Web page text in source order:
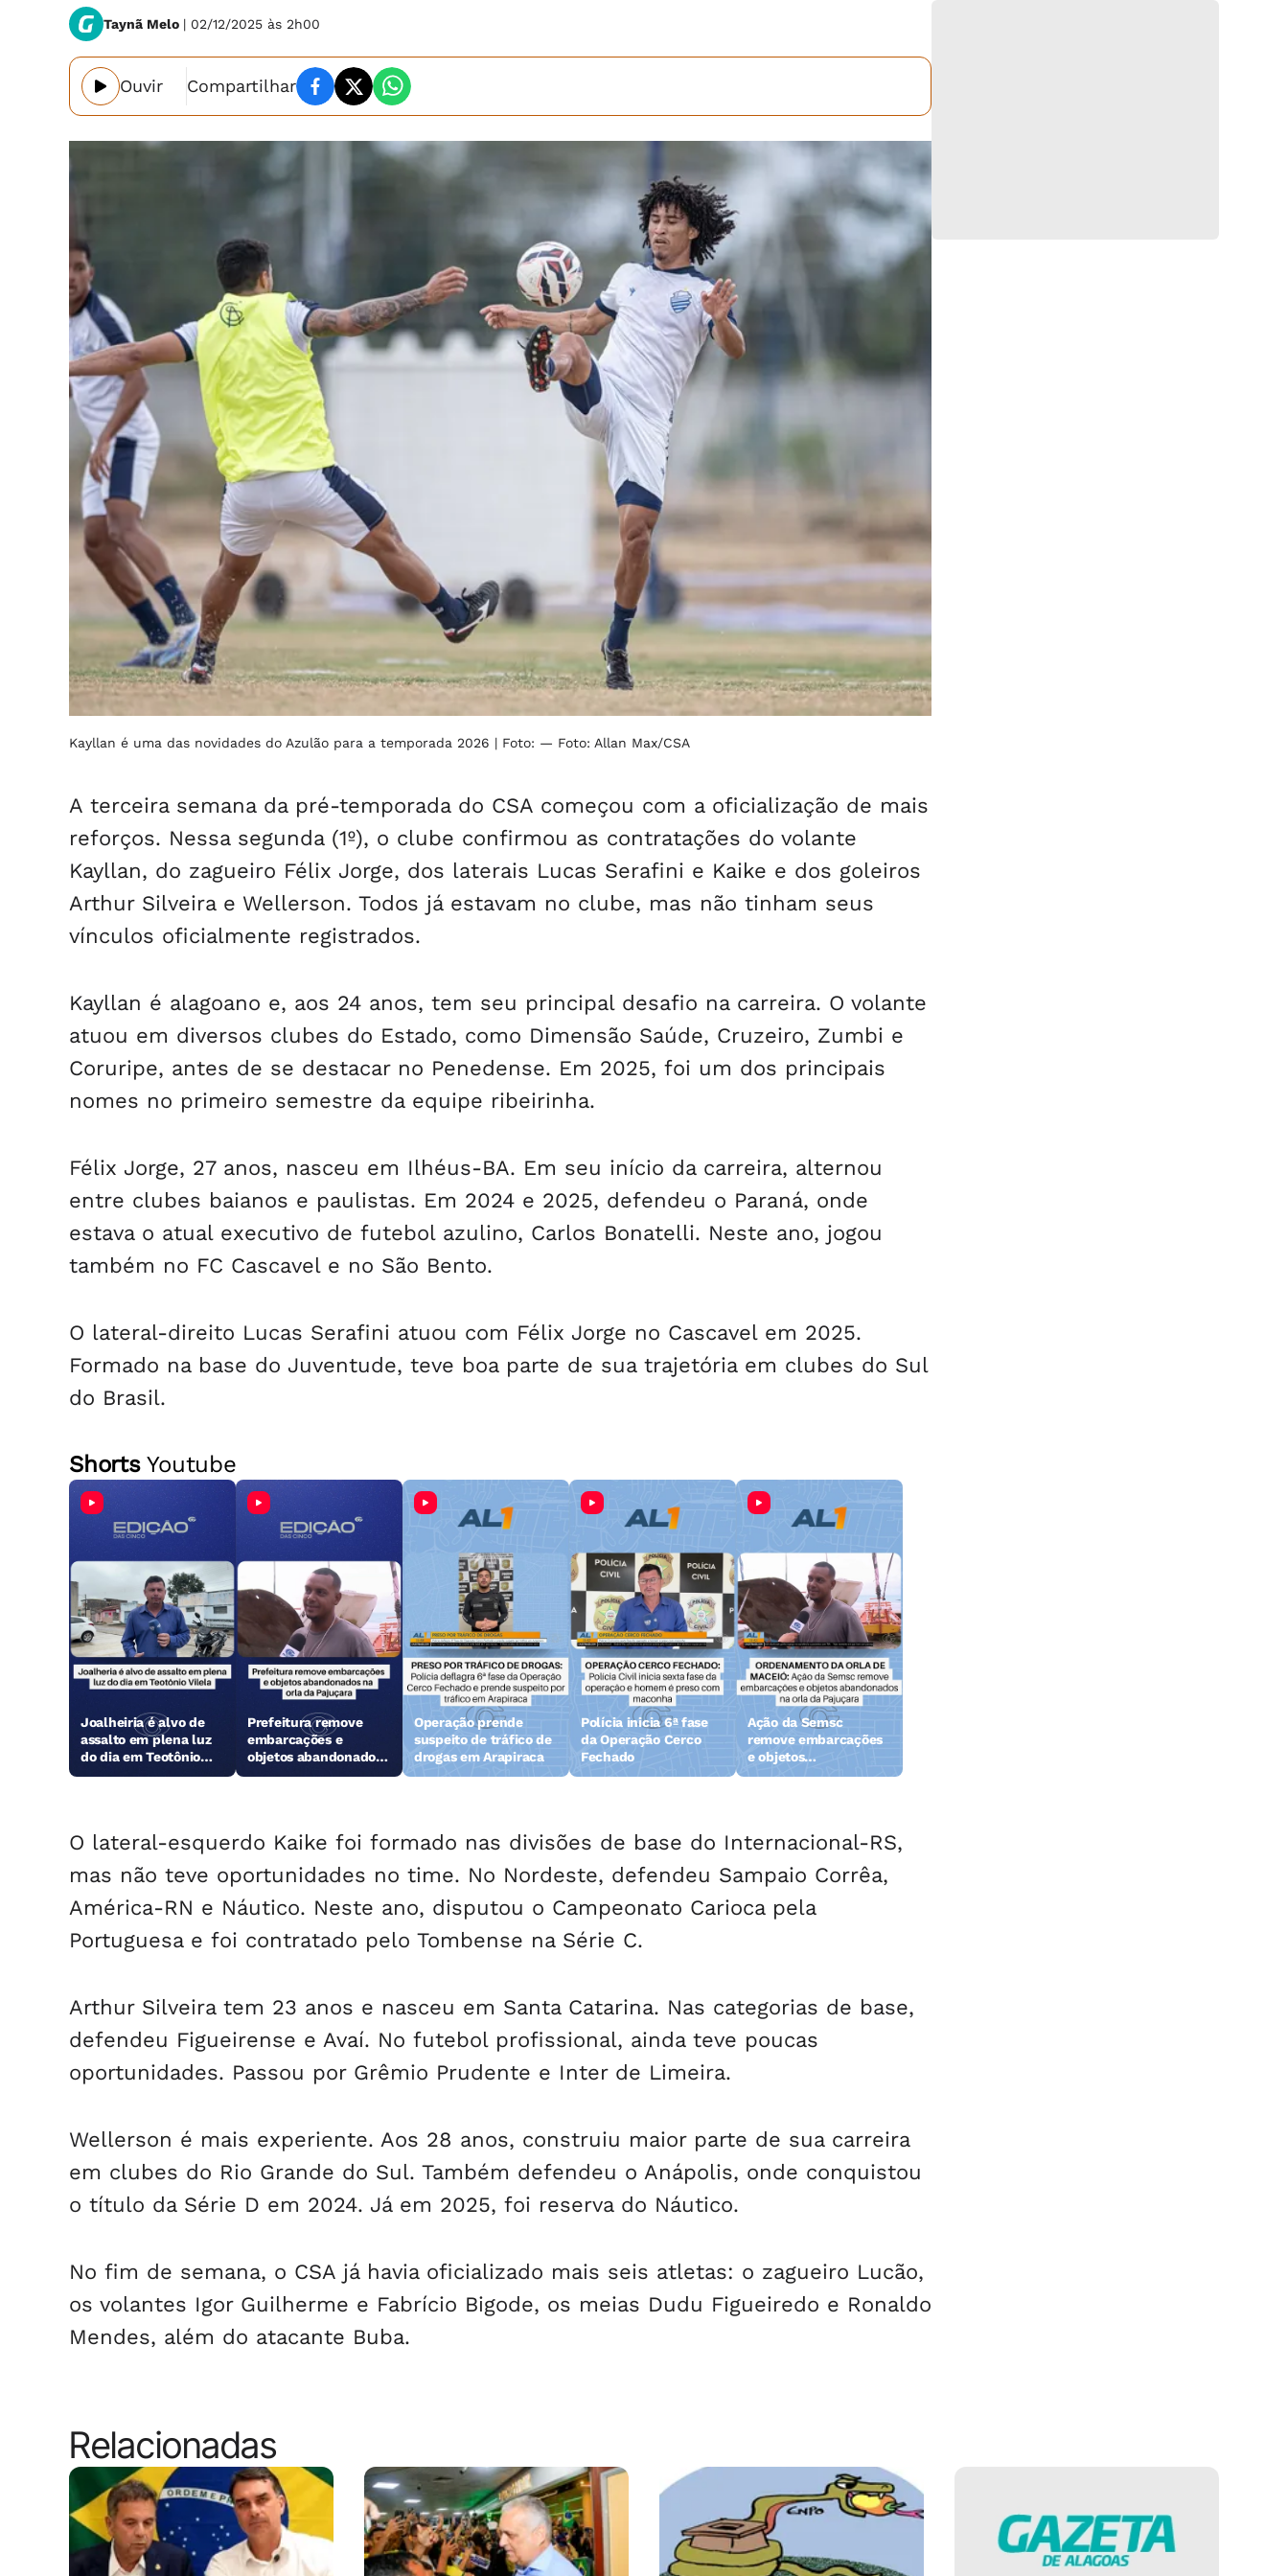
Taynã Melo | 02/12/2025 às 2h00
Ouvir Compartilhar
Kayllan é uma das novidades do Azulão para a temporada 2026 | Foto: — Foto: Allan Max/CSA
A terceira semana da pré-temporada do CSA começou com a oficialização de mais
reforços. Nessa segunda (1º), o clube confirmou as contratações do volante
Kayllan, do zagueiro Félix Jorge, dos laterais Lucas Serafini e Kaike e dos goleiros
Arthur Silveira e Wellerson. Todos já estavam no clube, mas não tinham seus
vínculos oficialmente registrados.
Kayllan é alagoano e, aos 24 anos, tem seu principal desafio na carreira. O volante
atuou em diversos clubes do Estado, como Dimensão Saúde, Cruzeiro, Zumbi e
Coruripe, antes de se destacar no Penedense. Em 2025, foi um dos principais
nomes no primeiro semestre da equipe ribeirinha.
Félix Jorge, 27 anos, nasceu em Ilhéus-BA. Em seu início da carreira, alternou
entre clubes baianos e paulistas. Em 2024 e 2025, defendeu o Paraná, onde
estava o atual executivo de futebol azulino, Carlos Bonatelli. Neste ano, jogou
também no FC Cascavel e no São Bento.
O lateral-direito Lucas Serafini atuou com Félix Jorge no Cascavel em 2025.
Formado na base do Juventude, teve boa parte de sua trajetória em clubes do Sul
do Brasil.
ShortsYoutube
Joalheiria é alvo de
assalto em plena luz
do dia em Teotônio
Vilela
Prefeitura remove
embarcações e
objetos abandonados
na orla da Pajuçara
Operação prende
suspeito de tráfico de
drogas em Arapiraca
Polícia inicia 6ª fase
da Operação Cerco
Fechado
Ação da Semsc
remove embarcações
e objetos
abandonados na orla
O lateral-esquerdo Kaike foi formado nas divisões de base do Internacional-RS,
mas não teve oportunidades no time. No Nordeste, defendeu Sampaio Corrêa,
América-RN e Náutico. Neste ano, disputou o Campeonato Carioca pela
Portuguesa e foi contratado pelo Tombense na Série C.
Arthur Silveira tem 23 anos e nasceu em Santa Catarina. Nas categorias de base,
defendeu Figueirense e Avaí. No futebol profissional, ainda teve poucas
oportunidades. Passou por Grêmio Prudente e Inter de Limeira.
Wellerson é mais experiente. Aos 28 anos, construiu maior parte de sua carreira
em clubes do Rio Grande do Sul. Também defendeu o Anápolis, onde conquistou
o título da Série D em 2024. Já em 2025, foi reserva do Náutico.
No fim de semana, o CSA já havia oficializado mais seis atletas: o zagueiro Lucão,
os volantes Igor Guilherme e Fabrício Bigode, os meias Dudu Figueiredo e Ronaldo
Mendes, além do atacante Buba.
Relacionadas